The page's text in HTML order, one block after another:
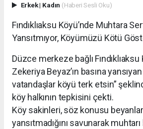
Erkek| Kadın (Haberi Sesli Oku)
Fındıklıaksu Köyü’nde Muhtara
Yansıtmıyor, Köyümüzü Kötü
Düzce merkeze bağlı
Zekeriya Beyaz’ın basına
vatandaşlar köyü terk etsin”
köy halkının tepkisini çekti.
Köy sakinleri, söz konusu
yansıtmadığını savunarak